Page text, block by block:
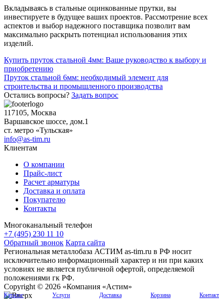
Каталог Услуги Доставка Корзина
Вкладываясь в стальные оцинкованные прутки, вы
инвестируете в будущее ваших проектов. Рассмотрение всех
аспектов и выбор надежного поставщика позволит вам
максимально раскрыть потенциал использования этих
изделий.
Навигация
по
записям
Купить пруток стальной 4мм: Ваше руководство к выбору и
приобретению
Пруток стальной 6мм: необходимый элемент для
строительства и промышленного производства
Остались вопросы? Задать вопрос
117105, Москва
Варшавское шоссе, дом.1
ст. метро «Тульская»
info@as-tim.ru
Клиентам
О компании
Прайс-лист
Расчет арматуры
Доставка и оплата
Покупателю
Контакты
Многоканальный телефон
+7 (495) 230 11 10
Обратный звонок Карта сайта
Региональная металлобаза АСТИМ as-tim.ru в РФ носит
исключительно информационный характер и ни при каких
условиях не является публичной офертой, определяемой
положениями гк РФ.
Copyright © 2026 «Компания «Астим»